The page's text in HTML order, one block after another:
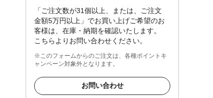
「ご注文数が31個以上、または、ご注文
金額5万円以上」でお買い上げご希望のお
客様は、在庫・納期を確認いたします。
こちらよりお問い合わせください。
※このフォームからのご注文は、各種ポイントキ
ャンペーン対象外となります。
お問い合わせ